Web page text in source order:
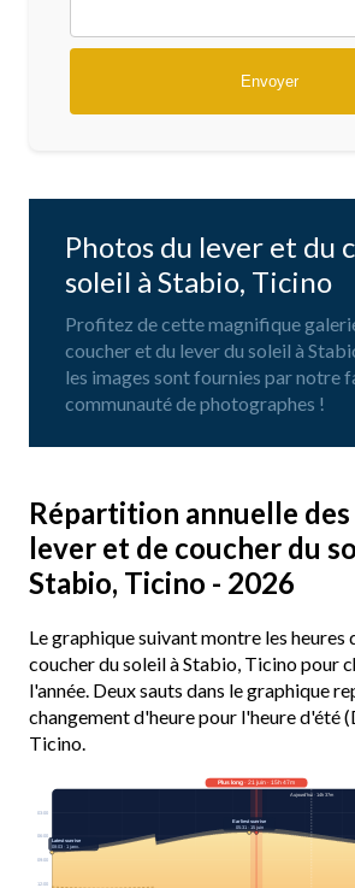
Photos du lever et du
soleil à Stabio, Ticino
Profitez de cette magnifique
coucher et du lever du soleil à
les images sont fournies par notre
communauté de photographes !
Répartition annuelle
lever et de coucher du
Stabio, Ticino - 2026
Le graphique suivant montre les heures
coucher du soleil à Stabio, Ticino pour
l'année. Deux sauts dans le graphique
changement d'heure pour l'heure d'été
Ticino.
03:00
06:00
09:00
12:00
Plus long· 21 juin · 15h 47m
Aujourd’hui · 14h 37m
Earliest sunrise
05:31 · 15 juin
Latest sunrise
08:03 · 1 janv.